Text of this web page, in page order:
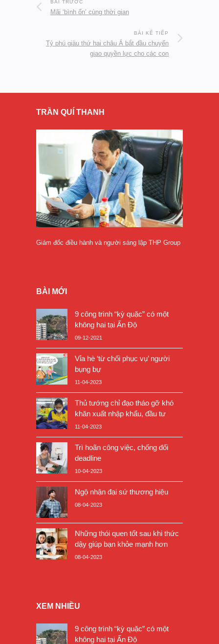
BÀI TRƯỚC
Mãi ‘bình ổn’ cùng thời gian
BÀI KẾ TIẾP
Tỷ phú giàu thứ hai châu Á bắt đầu chuyển
giao quyền lực cho các con
TRẦN QUÍ THANH
Giám đốc điều hành và người sáng lập THP Group
BÀI MỚI
9 công trình “kỳ quặc” có một
không hai tại Ấn Độ
09-12-2021
Vỉa hè ‘từ chối phục vụ’ người
bụng bự
11-04-2023
Thủ tướng chỉ đạo tháo gỡ khó
khăn xuất nhập khẩu, đầu tư
11-04-2023
Trì hoãn công việc, chống đối
deadline
10-04-2023
Ngộ nhận đại sứ thương hiệu
08-04-2023
Những thói quen tốt sau khi thức
dậy giúp bạn khỏe mạnh hơn
08-04-2023
XEM NHIỀU
9 công trình “kỳ quặc” có một
không hai tại Ấn Độ